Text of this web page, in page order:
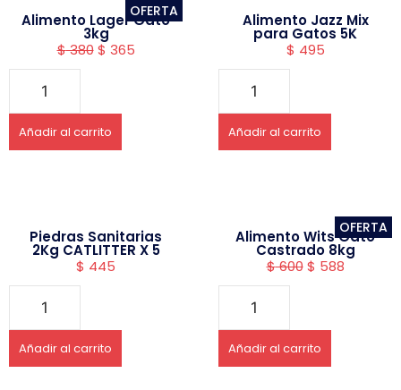
OFERTA
Alimento Lager Gato
3kg
$380 $ 365
Añadir al carrito
Alimento Jazz Mix
para Gatos 5K
$ 495
Añadir al carrito
Piedras Sanitarias
2Kg CATLITTER X 5
$ 445
Añadir al carrito
OFERTA
Alimento Wits Gato
Castrado 8kg
$600 $ 588
Añadir al carrito